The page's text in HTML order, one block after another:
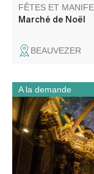
FÊTES ET
Marché de Noël
BEAUVEZER
Partez à la
l’Assomption
conçue pour les
son histoire, ses
marqué la vie de
A la demande